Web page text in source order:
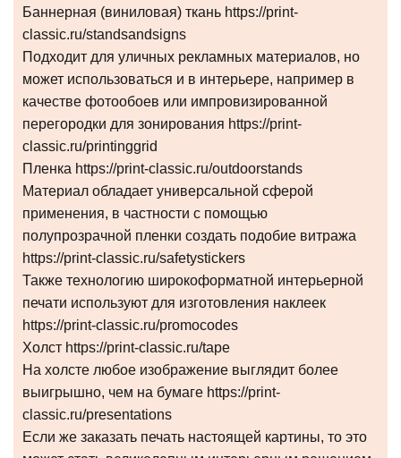
Баннерная (виниловая) ткань https://print-
classic.ru/standsandsigns
Подходит для уличных рекламных материалов, но
может использоваться и в интерьере, например в
качестве фотообоев или импровизированной
перегородки для зонирования https://print-
classic.ru/printinggrid
Пленка https://print-classic.ru/outdoorstands
Материал обладает универсальной сферой
применения, в частности с помощью
полупрозрачной пленки создать подобие витража
https://print-classic.ru/safetystickers
Также технологию широкоформатной интерьерной
печати используют для изготовления наклеек
https://print-classic.ru/promocodes
Холст https://print-classic.ru/tape
На холсте любое изображение выглядит более
выигрышно, чем на бумаге https://print-
classic.ru/presentations
Если же заказать печать настоящей картины, то это